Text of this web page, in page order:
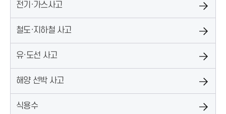
전기·가스사고
철도·지하철 사고
유·도선 사고
해양 선박 사고
식용수